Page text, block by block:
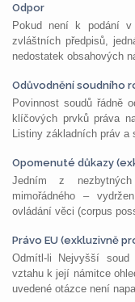
Odpor
Pokud není k podání v
zvláštních předpisů,
nedostatek obsahových
Odůvodnění soudního
Povinnost soudů řádně
klíčových prvků práva
Listiny základních práv a
Opomenuté důkazy
Jedním z
mimořádného –
ovládání věci (corpus
Právo EU (exkluzivně
Odmítl-li Nejvyšší soud
vztahu k její námitce
uvedené otázce není